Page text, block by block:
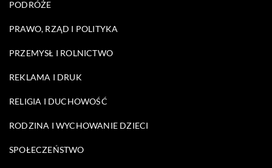
PODRÓŻE
PRAWO, RZĄD I POLITYKA
PRZEMYSŁ I ROLNICTWO
REKLAMA I DRUK
RELIGIA I DUCHOWOŚĆ
RODZINA I WYCHOWANIE DZIECI
SPOŁECZEŃSTWO